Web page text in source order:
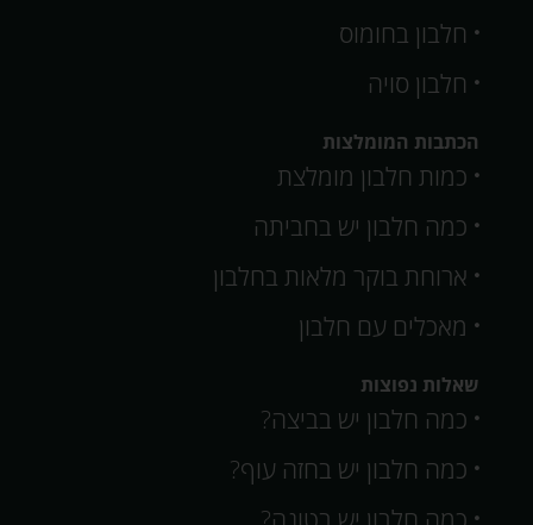
חלבון בחומוס
חלבון סויה
הכתבות המומלצות
כמות חלבון מומלצת
כמה חלבון יש בחביתה
ארוחת בוקר מלאות בחלבון
מאכלים עם חלבון
שאלות נפוצות
כמה חלבון יש בביצה?
כמה חלבון יש בחזה עוף?